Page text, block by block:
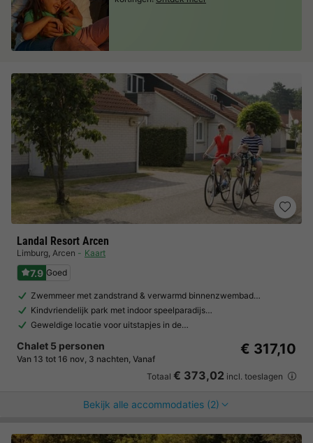
Landal Resort Arcen
Limburg, Arcen Kaart
7.9 Goed
Zwemmeer met zandstrand & verwarmd binnenzwembad…
Kindvriendelijk park met indoor speelparadijs…
Geweldige locatie voor uitstapjes in de…
Chalet 5 personen
Van 13 tot 16 nov, 3 nachten, Vanaf
€ 317,10
Totaal € 373,02 incl. toeslagen
Bekijk alle accommodaties (2)